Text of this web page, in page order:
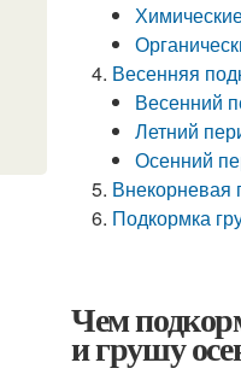
Весенняя
Весенний
Летний
Осенний
Внекорневая
Подкормка
Чем
и грушу